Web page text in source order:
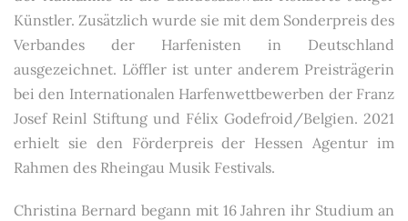
Künstler. Zusätzlich wurde sie mit dem Sonderpreis des
Verbandes der Harfenisten in Deutschland
ausgezeichnet. Löffler ist unter anderem Preisträgerin
bei den Internationalen Harfenwettbewerben der Franz
Josef Reinl Stiftung und Félix Godefroid/Belgien. 2021
erhielt sie den Förderpreis der Hessen Agentur im
Rahmen des Rheingau Musik Festivals.
Christina Bernard begann mit 16 Jahren ihr Studium an